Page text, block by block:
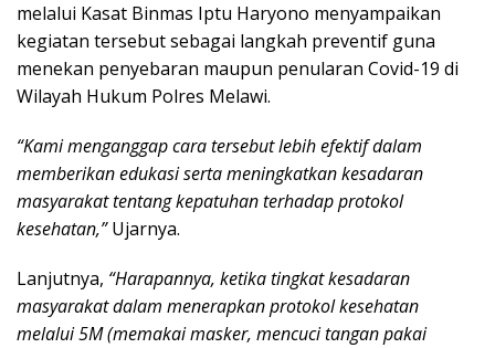
melalui Kasat Binmas Iptu Haryono menyampaikan
kegiatan tersebut sebagai langkah preventif guna
menekan penyebaran maupun penularan Covid-19 di
Wilayah Hukum Polres Melawi.
“Kami menganggap cara tersebut lebih efektif dalam
memberikan edukasi serta meningkatkan kesadaran
masyarakat tentang kepatuhan terhadap protokol
kesehatan,”Ujarnya.
Lanjutnya, “Harapannya, ketika tingkat kesadaran
masyarakat dalam menerapkan protokol kesehatan
melalui 5M (memakai masker, mencuci tangan pakai